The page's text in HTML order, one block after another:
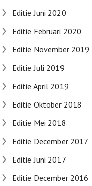
Editie Juni 2020
Editie Februari 2020
Editie November 2019
Editie Juli 2019
Editie April 2019
Editie Oktober 2018
Editie Mei 2018
Editie December 2017
Editie Juni 2017
Editie December 2016